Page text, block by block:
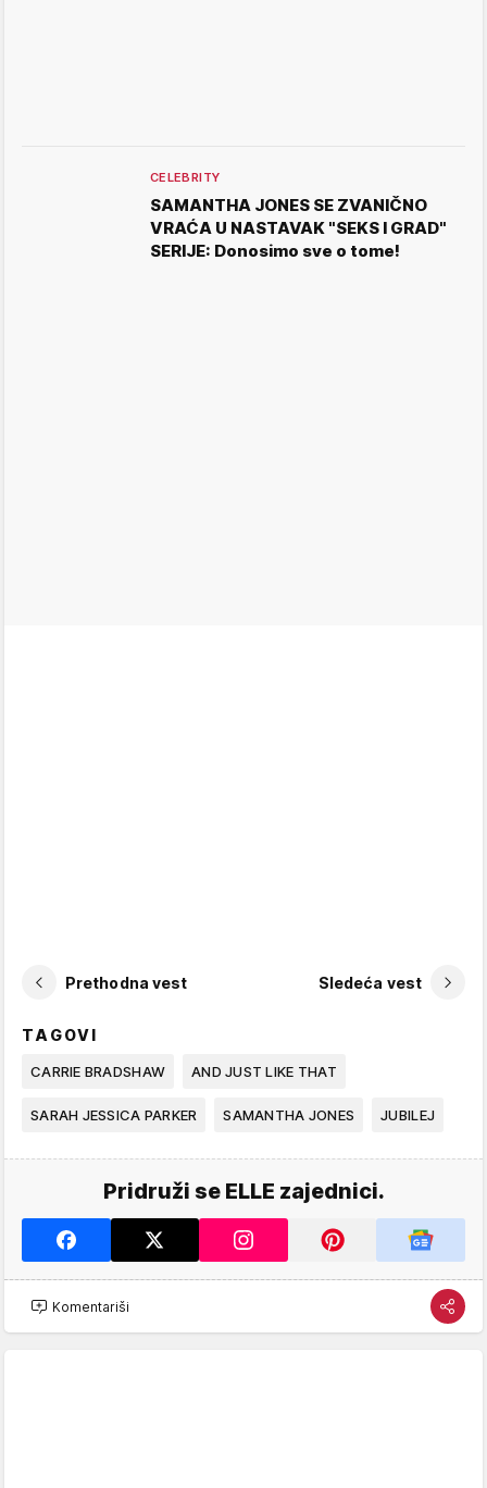
CELEBRITY
SAMANTHA JONES SE ZVANIČNO
VRAĆA U NASTAVAK "SEKS I GRAD"
SERIJE: Donosimo sve o tome!
Prethodna vest Sledeća vest
TAGOVI
CARRIE BRADSHAW AND JUST LIKE THAT
SARAH JESSICA PARKER SAMANTHA JONES JUBILEJ
Pridruži se ELLE zajednici.
Komentariši